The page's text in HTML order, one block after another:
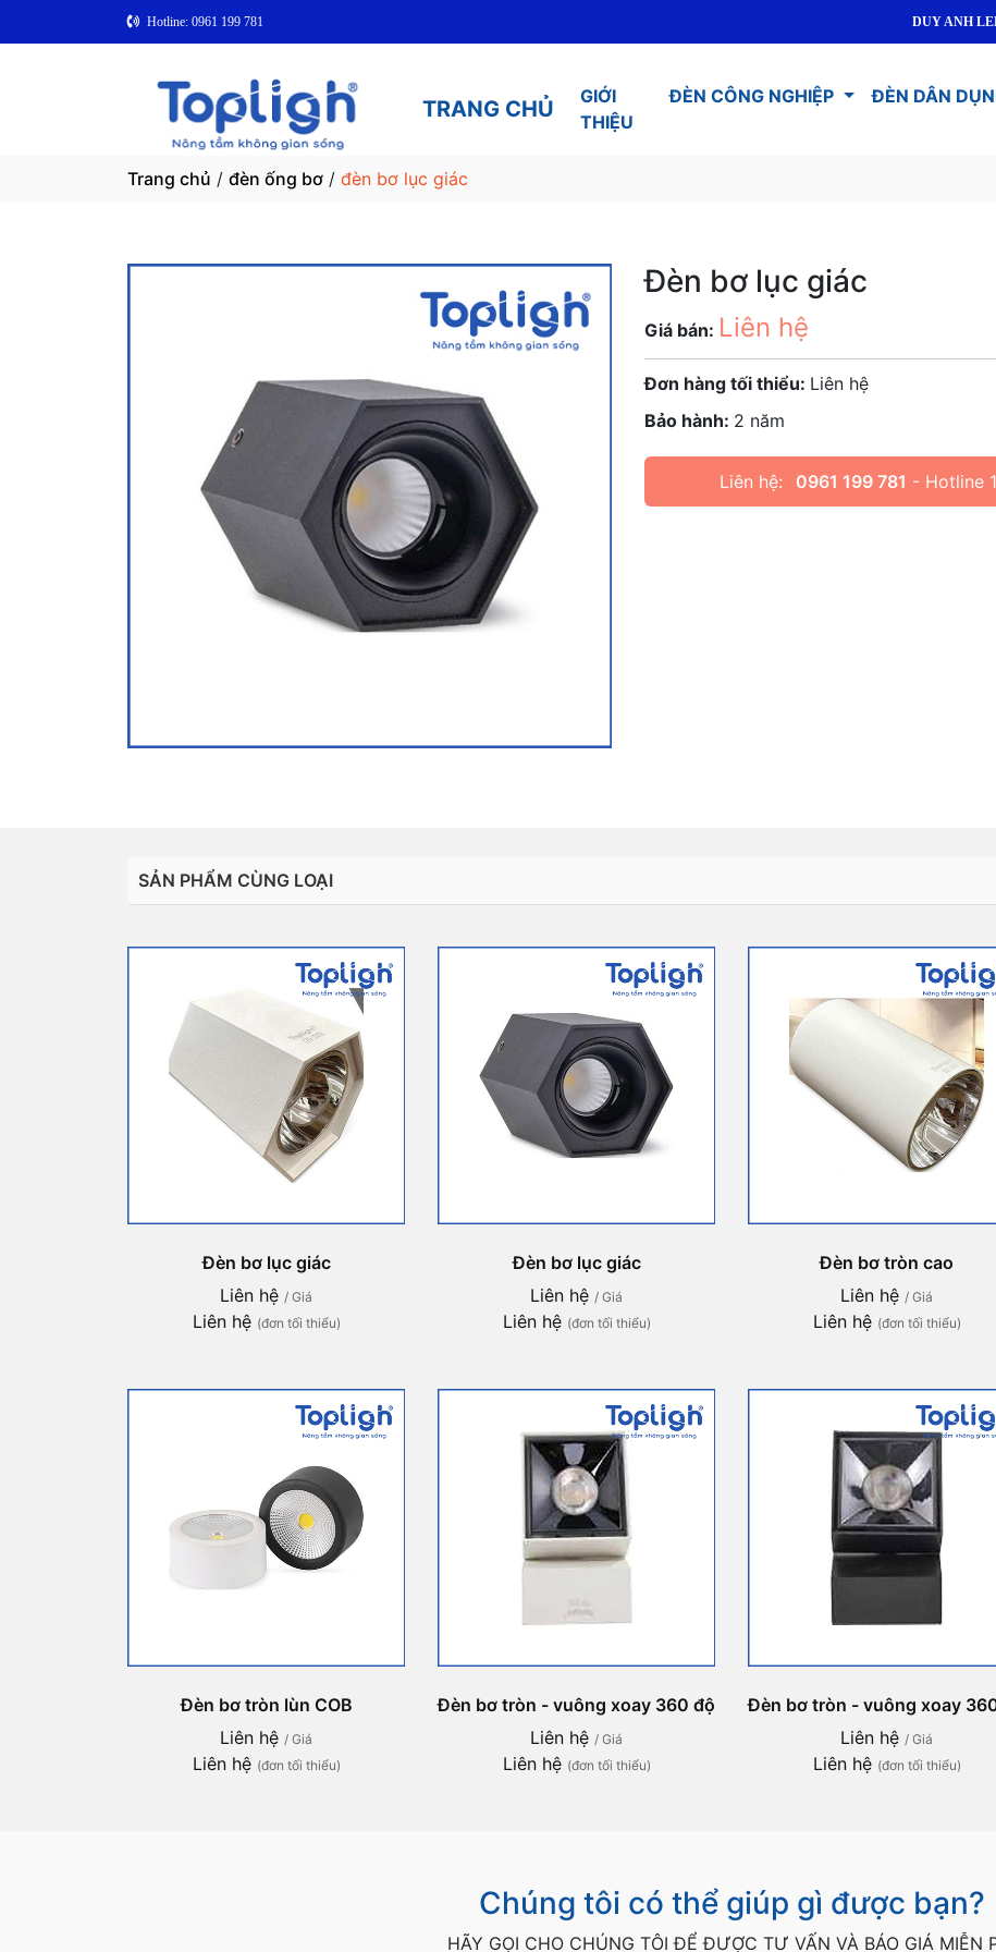
Hotline: 0961 199 781 DUY ANH LED
TRANG CHỦ
GIỚI
THIỆU
ĐÈN CÔNG NGHIỆP ĐÈN DÂN
Trang chủ / đèn ống bơ / đèn bơ lục giác
Đèn bơ lục giác
Giá bán: Liên hệ
Đơn hàng tối thiểu: Liên hệ
Bảo hành: 2 năm
Liên hệ: 0961 199 781 - Hotline 1
SẢN PHẨM CÙNG LOẠI
Đèn bơ lục giác
Liên hệ / Giá
Liên hệ (đơn tối thiểu)
Đèn bơ lục giác
Liên hệ / Giá
Liên hệ (đơn tối thiểu)
Đèn bơ tròn cao
Liên hệ / Giá
Liên hệ (đơn tối thiểu)
Đèn bơ tròn lùn COB
Liên hệ / Giá
Liên hệ (đơn tối thiểu)
Đèn bơ tròn - vuông xoay 360 độ
Liên hệ / Giá
Liên hệ (đơn tối thiểu)
Đèn bơ tròn - vuông xoay
Liên hệ / Giá
Liên hệ (đơn tối thiểu)
Chúng tôi có thể giúp gì được bạn?
HÃY GỌI CHO CHÚNG TÔI ĐỂ ĐƯỢC TƯ VẤN VÀ BÁO GIÁ MIỄN